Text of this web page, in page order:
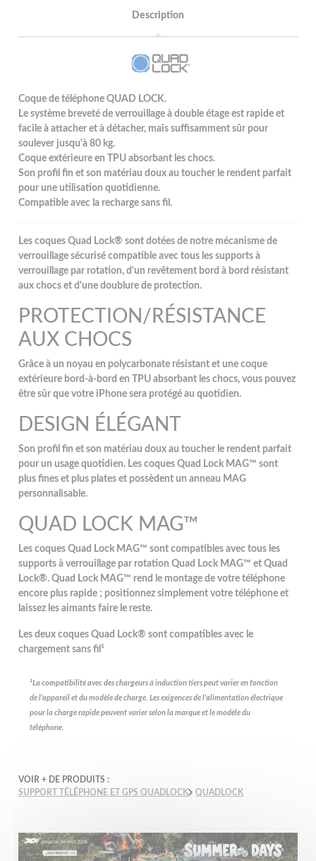
Description
Coque de téléphone QUAD LOCK.
Le système breveté de verrouillage à double étage est rapide et
facile à attacher et à détacher, mais suffisamment sûr pour
soulever jusqu'à 80 kg.
Coque extérieure en TPU absorbant les chocs.
Son profil fin et son matériau doux au toucher le rendent parfait
pour une utilisation quotidienne.
Compatible avec la recharge sans fil.
Les coques Quad Lock® sont dotées de notre mécanisme de
verrouillage sécurisé compatible avec tous les supports à
verrouillage par rotation, d'un revêtement bord à bord résistant
aux chocs et d'une doublure de protection.
PROTECTION/RÉSISTANCE
AUX CHOCS
Grâce à un noyau en polycarbonate résistant et une coque
extérieure bord-à-bord en TPU absorbant les chocs, vous pouvez
être sûr que votre iPhone sera protégé au quotidien.
DESIGN ÉLÉGANT
Son profil fin et son matériau doux au toucher le rendent parfait
pour un usage quotidien. Les coques Quad Lock MAG™ sont
plus fines et plus plates et possèdent un anneau MAG
personnalisable.
QUAD LOCK MAG™
Les coques Quad Lock MAG™ sont compatibles avec tous les
supports à verrouillage par rotation Quad Lock MAG™ et Quad
Lock®. Quad Lock MAG™ rend le montage de votre téléphone
encore plus rapide ; positionnez simplement votre téléphone et
laissez les aimants faire le reste.
Les deux coques Quad Lock® sont compatibles avec le
chargement sans fil¹
¹La compatibilité avec des chargeurs à induction tiers peut varier en fonction
de l'appareil et du modèle de charge.Les exigences de l'alimentation électrique
pour la charge rapide peuvent varier selon la marque et le modèle du
téléphone.
VOIR + DE PRODUITS :
SUPPORT TÉLÉPHONE ET GPS QUADLOCK
QUADLOCK